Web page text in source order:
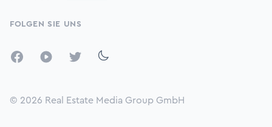
FOLGEN SIE UNS
FacebookYouTubeTwitter
© 2026 Real Estate Media Group GmbH